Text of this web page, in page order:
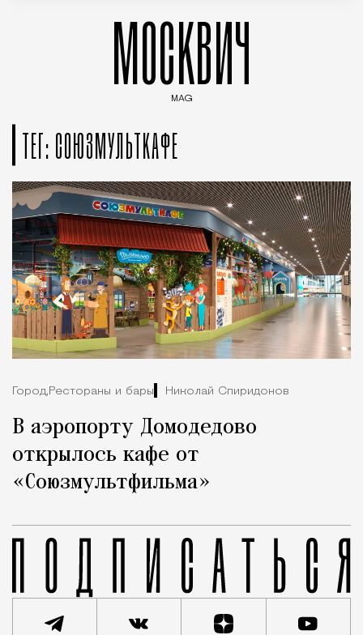
МОСКВИЧ
MAG
ТЕГ: СОЮЗМУЛЬТКАФЕ
Город, Рестораны и бары Николай Спиридонов
В аэропорту Домодедово
открылось кафе от
«Союзмультфильма»